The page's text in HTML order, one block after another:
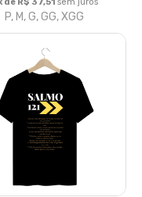
Plus Size SALMO 121
R$ 103,73
de R$ 34,58
G1, G2, G3, G4
» >|